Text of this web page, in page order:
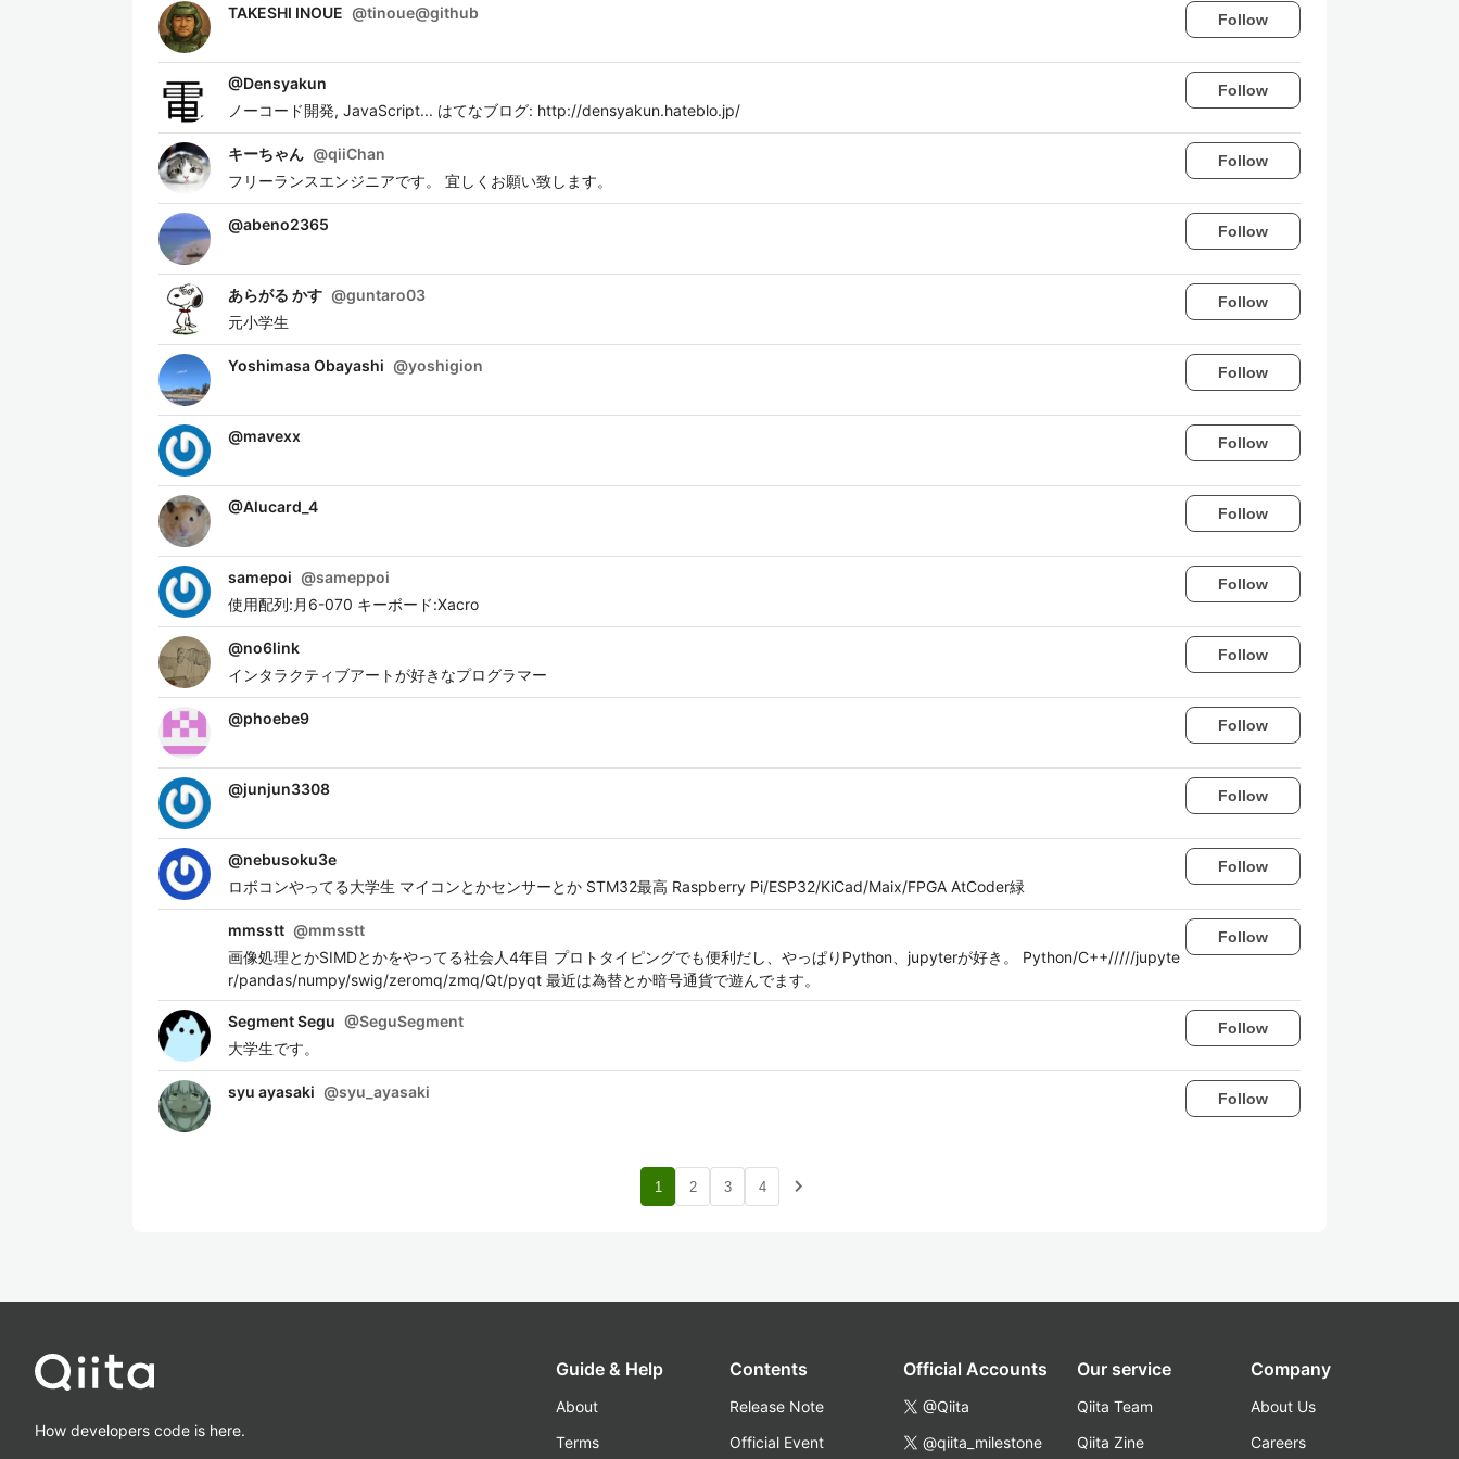
TAKESHI INOUE @tinoue@github Follow
@Densyakun
ノーコード開発, JavaScript... はてなブログ: http://densyakun.hateblo.jp/
Follow
キーちゃん @qiiChan
フリーランスエンジニアです。 宜しくお願い致します。
Follow
@abeno2365 Follow
あらがる かす @guntaro03
元小学生
Follow
Yoshimasa Obayashi @yoshigion Follow
@mavexx Follow
@Alucard_4 Follow
samepoi @sameppoi
使用配列:月6-070 キーボード:Xacro
Follow
@no6link
インタラクティブアートが好きなプログラマー
Follow
@phoebe9 Follow
@junjun3308 Follow
@nebusoku3e
ロボコンやってる大学生 マイコンとかセンサーとか STM32最高 Raspberry Pi/ESP32/KiCad/Maix/FPGA AtCoder緑
Follow
mmsstt @mmsstt
画像処理とかSIMDとかをやってる社会人4年目 プロトタイピングでも便利だし、やっぱりPython、jupyterが好き。 Python/C++/////jupyte
r/pandas/numpy/swig/zeromq/zmq/Qt/pyqt 最近は為替とか暗号通貨で遊んでます。
Follow
Segment Segu @SeguSegment
大学生です。
Follow
syu ayasaki @syu_ayasaki Follow
1 2 3 4 navigate_next
How developers code is here.
Guide & Help
About
Terms
Contents
Release Note
Official Event
Official Accounts
@Qiita
@qiita_milestone
Our service
Qiita Team
Qiita Zine
Company
About Us
Careers